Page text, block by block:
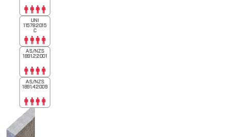
UNI
11578:2015
C
AS/NZS
1891.2:2001
AS/NZS
1891.4:2009